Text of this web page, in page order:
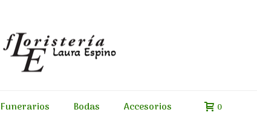
Funerarios Bodas Accesorios 0